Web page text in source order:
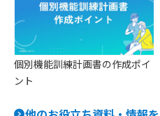
個別機能訓練計画書の作成ポイ
ント